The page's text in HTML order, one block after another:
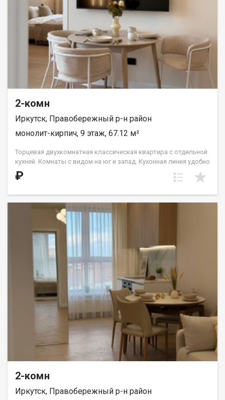
2-комн
Иркутск, Правобережный р-н район
монолит-кирпич, 9 этаж, 67.12 м²
Торцевая двухкомнатная классическая квартира с отдельной
кухней. Комнаты с видом на юг и запад. Кухонная линия удобно
располагается в нише, что позволит обустроить столовую
зону возле окна и наслаждаться солнечным светом. Спальни
шкафов-купе. Два санузла: гостевой и совмещенный. ООО СЗ
«ДЕСС-Инвест» (Группа строительных компаний «Восток
₽
2-комн
Иркутск, Правобережный р-н район